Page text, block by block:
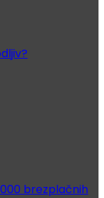
brezplačnih